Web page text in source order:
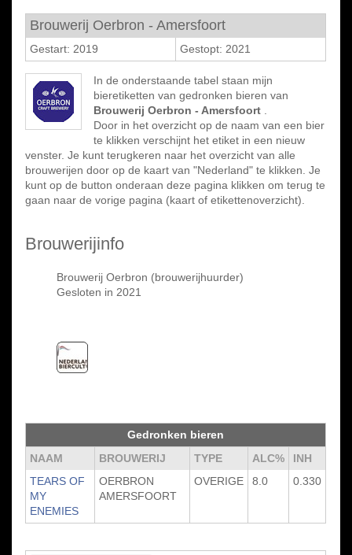
Brouwerij Oerbron - Amersfoort
Gestart: 2019 Gestopt: 2021
In de onderstaande tabel staan mijn
bieretiketten van gedronken bieren van
Brouwerij Oerbron - Amersfoort
Door in het overzicht op de naam van een bier
te klikken verschijnt het etiket in een nieuw
venster. Je kunt terugkeren naar het overzicht van alle
brouwerijen door op de kaart van "Nederland" te klikken. Je
kunt op de button onderaan deze pagina klikken om terug te
gaan naar de vorige pagina (kaart of etikettenoverzicht).
Brouwerijinfo
Brouwerij Oerbron (brouwerijhuurder)
Gesloten in 2021
Gedronken bieren
NAAM
BROUWERIJ TYPE ALC%
INH
TEARS OF
MY
ENEMIES
OERBRON
AMERSFOORT
OVERIGE 8.0 0.330